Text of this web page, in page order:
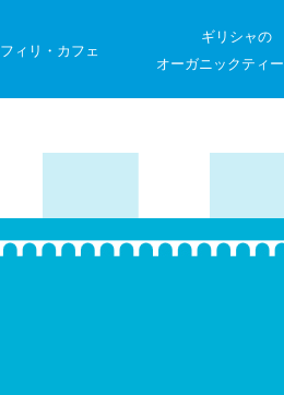
フィリ・カフェ
ギリシャの
オーガニックティ